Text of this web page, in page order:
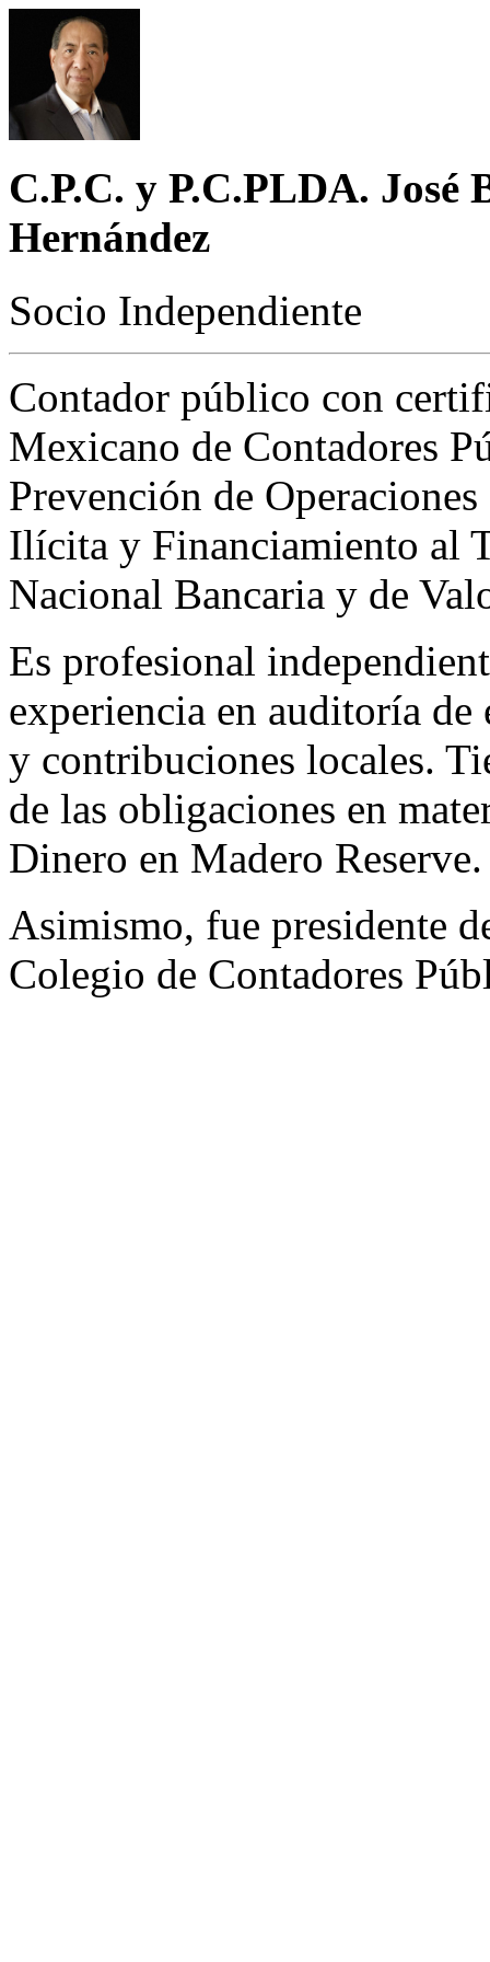
C.P.C. y P.C.PLDA. José
Hernández
Socio Independiente
Contador público con
Mexicano de Contadores
Prevención de
Ilícita y Financiamiento al
Nacional Bancaria y de
Es profesional
experiencia en auditoría de
y contribuciones locales.
de las obligaciones en
Dinero en Madero Reserve.
Asimismo, fue presidente
Colegio de Contadores